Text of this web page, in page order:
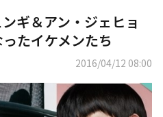
ギ＆アン・ジェヒョ
たイケメンたち
2016/04/12 08:00